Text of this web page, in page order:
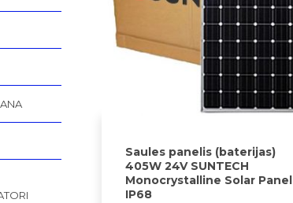
Saules panelis (baterijas)
405W 24V SUNTECH
Monocrystalline Solar Panel
IP68